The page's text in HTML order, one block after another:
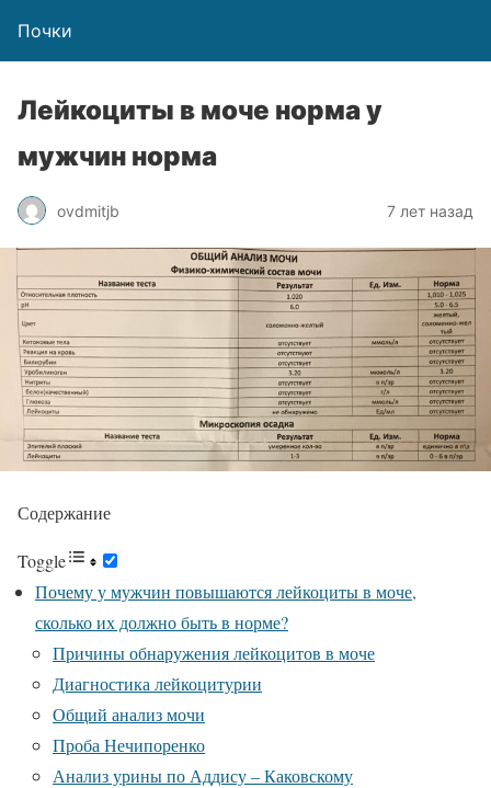
Почки
Лейкоциты в моче норма у
мужчин норма
ovdmitjb 7 лет назад
Содержание
Toggle
Почему у мужчин повышаются лейкоциты в моче,
сколько их должно быть в норме?
Причины обнаружения лейкоцитов в моче
Диагностика лейкоцитурии
Общий анализ мочи
Проба Нечипоренко
Анализ урины по Аддису – Каковскому